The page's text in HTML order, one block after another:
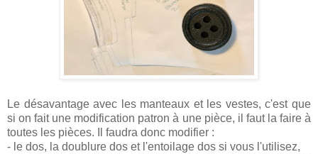
Le désavantage avec les manteaux et les vestes, c'est que
si on fait une modification patron à une pièce, il faut la faire à
toutes les pièces. Il faudra donc modifier :
- le dos, la doublure dos et l'entoilage dos si vous l'utilisez,